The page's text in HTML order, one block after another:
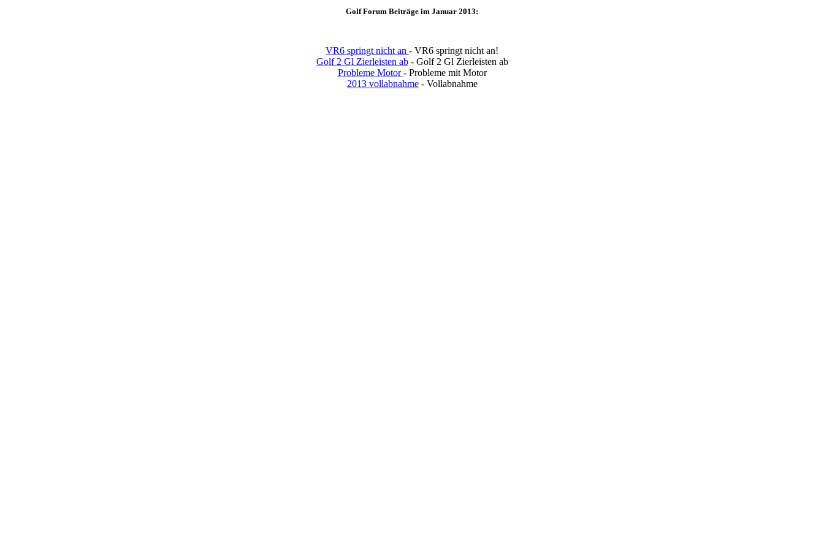
Golf Forum Beiträge im Januar 2013:
VR6 springt nicht an - VR6 springt nicht an!
Golf 2 Gl Zierleisten ab- Golf 2 Gl Zierleisten ab
Probleme Motor- Probleme mit Motor
2013 vollabnahme- Vollabnahme